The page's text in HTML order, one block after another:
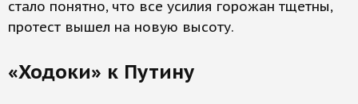
стало понятно, что все усилия горожан тщетны,
протест вышел на новую высоту.
«Ходоки» к Путину